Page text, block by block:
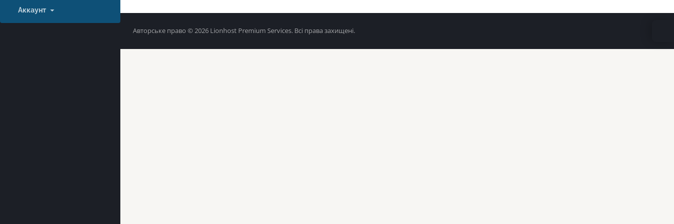
Аккаунт
Авторське право © 2026 Lionhost Premium Services. Всі права захищені.